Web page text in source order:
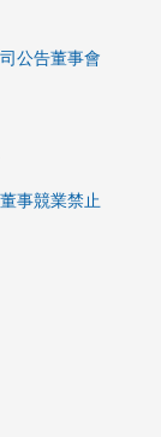
公告董事會
事競業禁止